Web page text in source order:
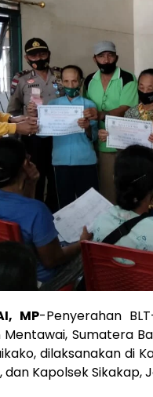
MP-Penyerahan
Mentawai, Sumatera
dilaksanakan di
Kapolsek Sikakap,